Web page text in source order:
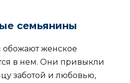
семьянины
женское
в нем. Они привыкли
заботой и любовью,